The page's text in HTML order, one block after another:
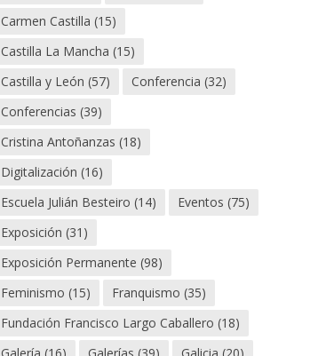
Carmen Castilla (15)
Castilla La Mancha (15)
Castilla y León (57) Conferencia (32)
Conferencias (39)
Cristina Antoñanzas (18)
Digitalización (16)
Escuela Julián Besteiro (14) Eventos (75)
Exposición (31)
Exposición Permanente (98)
Feminismo (15) Franquismo (35)
Fundación Francisco Largo Caballero (18)